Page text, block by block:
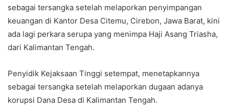
sebagai tersangka setelah melaporkan penyimpangan
keuangan di Kantor Desa Citemu, Cirebon, Jawa Barat, kini
ada lagi perkara serupa yang menimpa Haji Asang Triasha,
dari Kalimantan Tengah.
Penyidik Kejaksaan Tinggi setempat, menetapkannya
sebagai tersangka setelah melaporkan dugaan adanya
korupsi Dana Desa di Kalimantan Tengah.